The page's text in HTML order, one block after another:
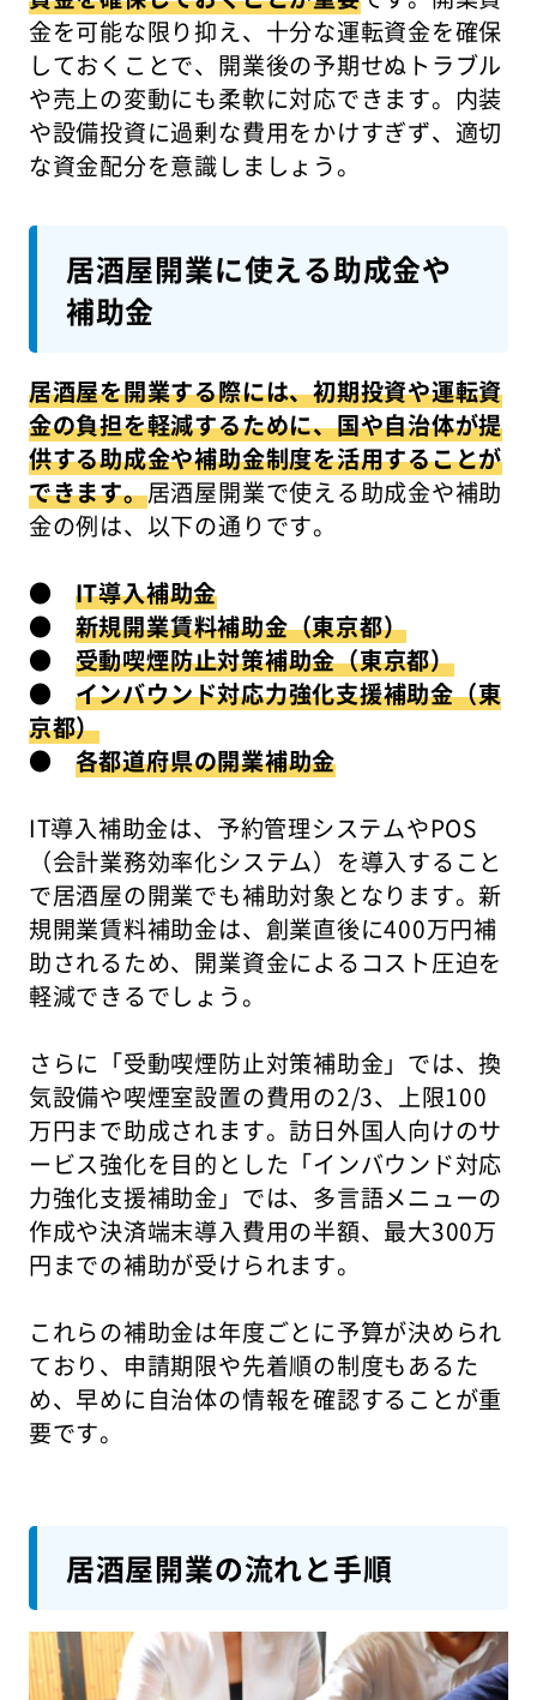
金を可能な限り抑え、十分な運転資金を確保
しておくことで、開業後の予期せぬトラブル
や売上の変動にも柔軟に対応できます。内装
や設備投資に過剰な費用をかけすぎず、適切
な資金配分を意識しましょう。
居酒屋開業に使える助成金や
補助金
居酒屋を開業する際には、初期投資や運転資
金の負担を軽減するために、国や自治体が提
供する助成金や補助金制度を活用することが
できます。居酒屋開業で使える助成金や補助
金の例は、以下の通りです。
● IT導入補助金
● 新規開業賃料補助金（東京都）
● 受動喫煙防止対策補助金（東京都）
● インバウンド対応力強化支援補助金（東
京都）
● 各都道府県の開業補助金
IT導入補助金は、予約管理システムやPOS
（会計業務効率化システム）を導入すること
で居酒屋の開業でも補助対象となります。新
規開業賃料補助金は、創業直後に400万円補
助されるため、開業資金によるコスト圧迫を
軽減できるでしょう。
さらに「受動喫煙防止対策補助金」では、換
気設備や喫煙室設置の費用の2/3、上限100
万円まで助成されます。訪日外国人向けのサ
ービス強化を目的とした「インバウンド対応
力強化支援補助金」では、多言語メニューの
作成や決済端末導入費用の半額、最大300万
円までの補助が受けられます。
これらの補助金は年度ごとに予算が決められ
ており、申請期限や先着順の制度もあるた
め、早めに自治体の情報を確認することが重
要です。
居酒屋開業の流れと手順